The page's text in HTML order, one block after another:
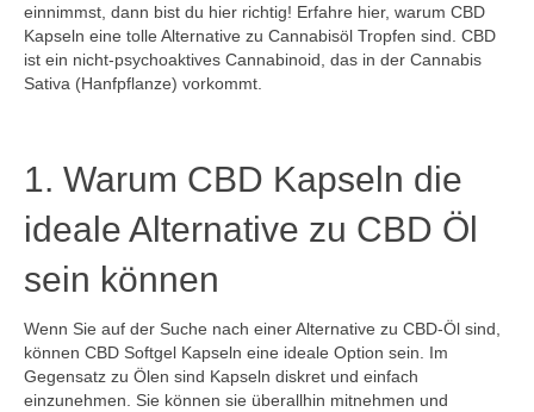
einnimmst, dann bist du hier richtig! Erfahre hier, warum CBD
Kapseln eine tolle Alternative zu Cannabisöl Tropfen sind. CBD
ist ein nicht-psychoaktives Cannabinoid, das in der Cannabis
Sativa (Hanfpflanze) vorkommt.
1. Warum CBD Kapseln die
ideale Alternative zu CBD Öl
sein können
Wenn Sie auf der Suche nach einer Alternative zu CBD-Öl sind,
können CBD Softgel Kapseln eine ideale Option sein. Im
Gegensatz zu Ölen sind Kapseln diskret und einfach
einzunehmen. Sie können sie überallhin mitnehmen und